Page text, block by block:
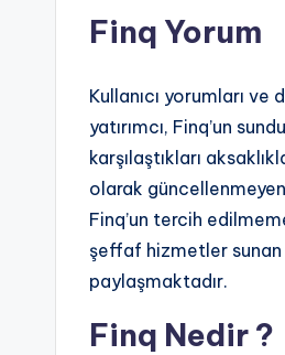
Finq Yorum
Kullanıcı yorumları
yatırımcı, Finq’un
karşılaştıkları
olarak güncellenmeyen
Finq’un tercih
şeffaf hizmetler
paylaşmaktadır.
Finq Nedir ?